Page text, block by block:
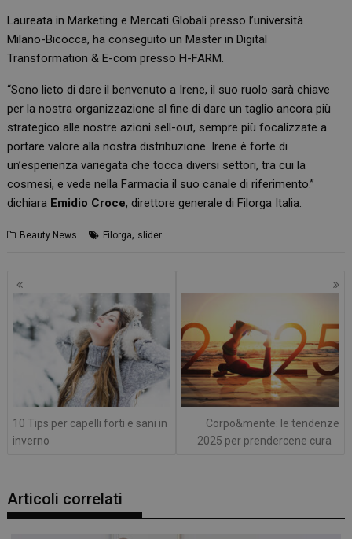
Laureata in Marketing e Mercati Globali presso l’università
Milano-Bicocca, ha conseguito un Master in Digital
Transformation & E-com presso H-FARM.
“Sono lieto di dare il benvenuto a Irene, il suo ruolo sarà chiave
per la nostra organizzazione al fine di dare un taglio ancora più
strategico alle nostre azioni sell-out, sempre più focalizzate a
portare valore alla nostra distribuzione. Irene è forte di
un’esperienza variegata che tocca diversi settori, tra cui la
cosmesi, e vede nella Farmacia il suo canale di riferimento.”
dichiara Emidio Croce, direttore generale di Filorga Italia.
Beauty News Filorga, slider
Navigazione
articoli
10 Tips per capelli forti e sani in
inverno
Corpo&mente: le tendenze
2025 per prendercene cura
Articoli correlati